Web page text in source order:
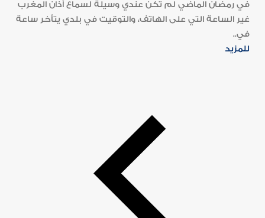
في رمضان الماضي لم تكن عندي وسيلة لسماع أذان المغرب
غير الساعة التي على الهاتف، والتوقيت في بلدي يتأخر ساعة
في..
للمزيد